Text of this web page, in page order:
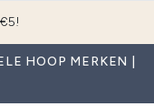
HOOP MERKEN |